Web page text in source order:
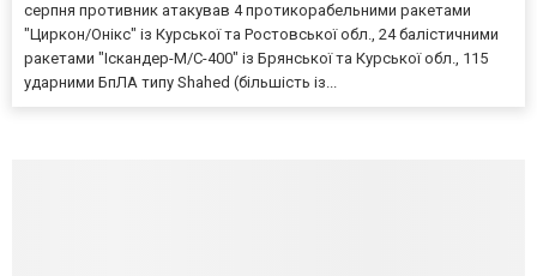
серпня противник атакував 4 протикорабельними ракетами
"Циркон/Онікс" із Курської та Ростовської обл., 24 балістичними
ракетами "Іскандер-М/С-400" із Брянської та Курської обл., 115
ударними БпЛА типу Shahed (більшість із...